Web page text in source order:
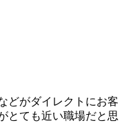
どがダイレクトにお客
とても近い職場だと思